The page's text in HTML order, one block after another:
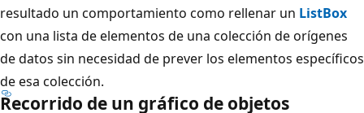
resultado un comportamiento como rellenar un ListBox
con una lista de elementos de una colección de orígenes
de datos sin necesidad de prever los elementos específicos
de esa colección.
Recorrido de un gráfico de objetos